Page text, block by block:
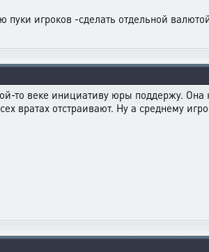
пуки игроков -сделать отдельной
то веке инициативу юры поддержу. Она
вратах отстраивают. Ну а среднему